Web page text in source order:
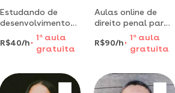
Estudando de
desenvolvimento
infantil, cursos
com
especialização á
avançado
positivamente.
R$40/h
1 aaula
gratuita
Aulas online de
direito penal para
quem deseja
aprender de forma
clara e objetiva!
R$90/h
1 a aula
gratuita